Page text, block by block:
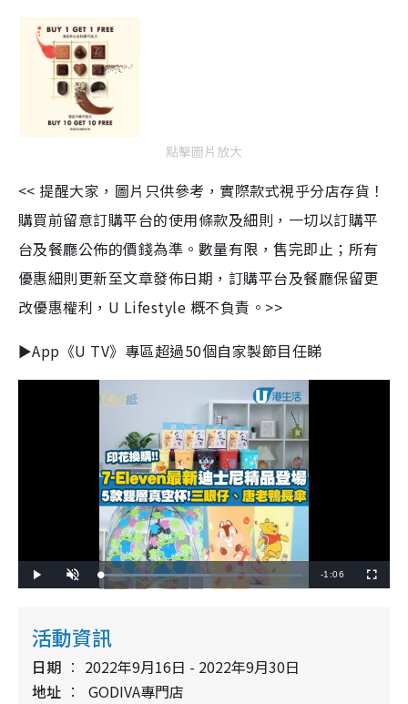
點擊圖片放大
<< 提醒大家，圖片只供參考，實際款式視乎分店存貨！
購買前留意訂購平台的使用條款及細則，一切以訂購平
台及餐廳公佈的價錢為準。數量有限，售完即止；所有
優惠細則更新至文章發佈日期，訂購平台及餐廳保留更
改優惠權利，U Lifestyle 概不負責。>>
►App《U TV》專區超過50個自家製節目任睇
l
n
L
o
%
R
-1:06
u
活動資訊
日期
2022年9月16日 - 2022年9月30日
地址
GODIVA專門店